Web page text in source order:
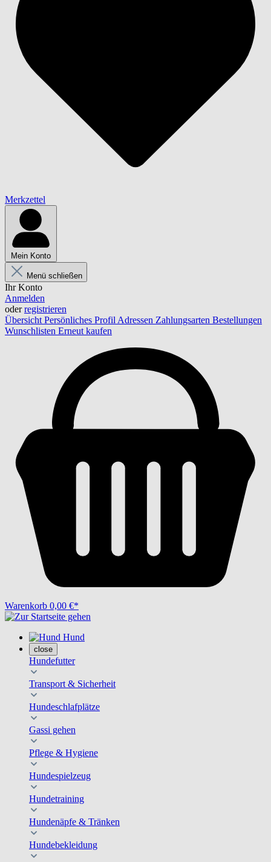
Merkzettel
Mein Konto
Menü schließen
Ihr Konto
Anmelden
oderregistrieren
Übersicht Persönliches Profil Adressen Zahlungsarten Bestellungen
Wunschlisten Erneut kaufen
Warenkorb 0,00 €*
Hund
close
Hundefutter
Transport & Sicherheit
Hundeschlafplätze
Gassi gehen
Pflege & Hygiene
Hundespielzeug
Hundetraining
Hundenäpfe & Tränken
Hundebekleidung